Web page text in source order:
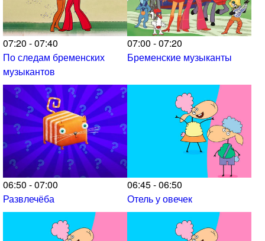
07:20 - 07:40
По следам бременских
музыкантов
07:00 - 07:20
Бременские музыканты
06:50 - 07:00
Развлечёба
06:45 - 06:50
Отель у овечек